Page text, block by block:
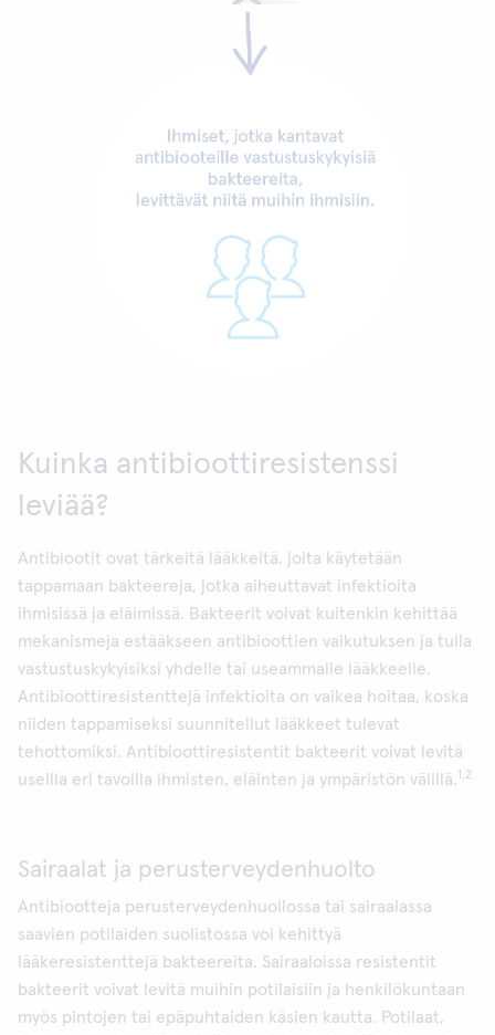
Kuinka antibioottiresistenssi
leviää?
Antibiootit ovat tärkeitä lääkkeitä, joita käytetään
tappamaan bakteereja, jotka aiheuttavat infektioita
ihmisissä ja eläimissä. Bakteerit voivat kuitenkin kehittää
mekanismeja estääkseen antibioottien vaikutuksen ja tulla
vastustuskykyisiksi yhdelle tai useammalle lääkkeelle.
Antibioottiresistenttejä infektioita on vaikea hoitaa, koska
niiden tappamiseksi suunnitellut lääkkeet tulevat
tehottomiksi. Antibioottiresistentit bakteerit voivat levitä
useilla eri tavoilla ihmisten, eläinten ja ympäristön välillä.1,2
Sairaalat ja perusterveydenhuolto
Antibiootteja perusterveydenhuollossa tai sairaalassa
saavien potilaiden suolistossa voi kehittyä
lääkeresistenttejä bakteereita. Sairaaloissa resistentit
bakteerit voivat levitä muihin potilaisiin ja henkilökuntaan
myös pintojen tai epäpuhtaiden käsien kautta. Potilaat,